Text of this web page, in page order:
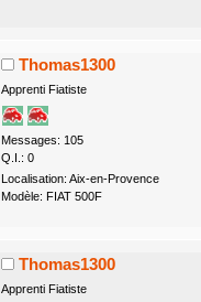
Thomas1300
Apprenti Fiatiste
Messages: 105
Q.I.: 0
Localisation: Aix-en-Provence
Modèle: FIAT 500F
Thomas1300
Apprenti Fiatiste